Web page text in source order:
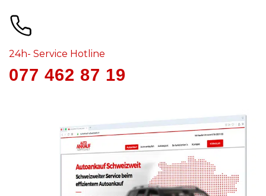
24h- Service Hotline
077 462 87 19